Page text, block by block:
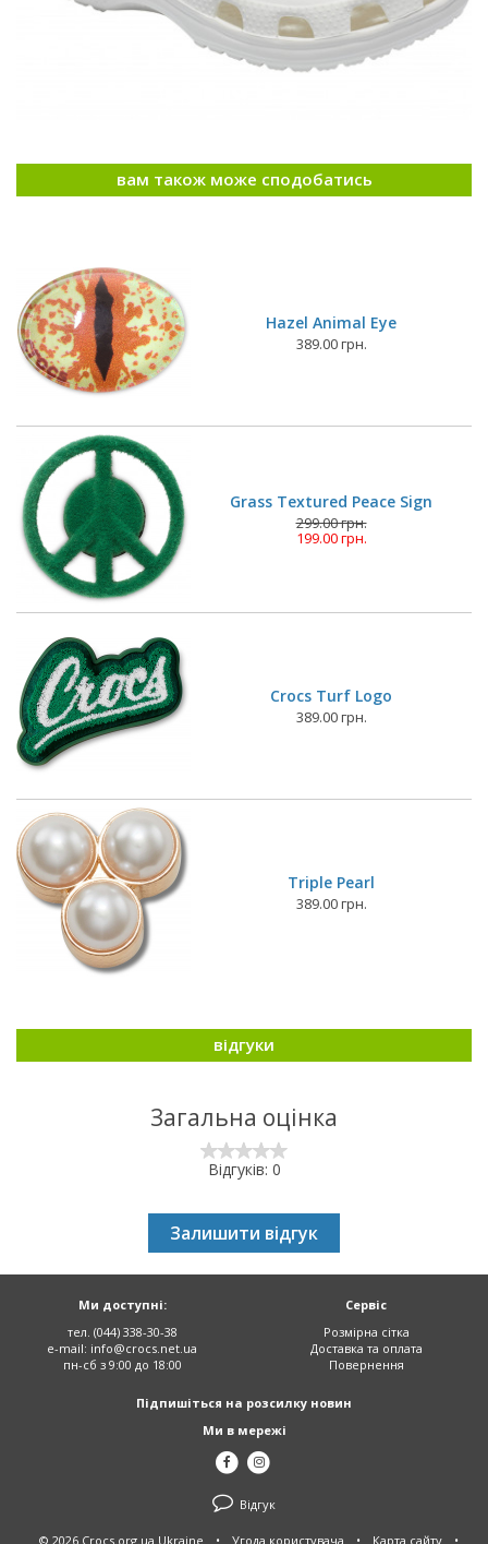
вам також може сподобатись
Hazel Animal Eye
389.00 грн.
Grass Textured Peace Sign
299.00 грн.
199.00 грн.
Crocs Turf Logo
389.00 грн.
Triple Pearl
389.00 грн.
відгуки
Загальна оцінка
Відгуків: 0
Залишити відгук
Сервіс
Розмірна сітка
Доставка та оплата
Повернення
Ми доступні:
тел. (044) 338-30-38
e-mail: info@crocs.net.ua
пн-сб з 9:00 до 18:00
Підпишіться на розсилку новин
Ми в мережі
Відгук
© 2026 Crocs.org.ua Ukraine • Угода користувача • Карта сайту •